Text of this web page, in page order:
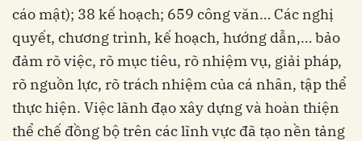
cáo mật); 38 kế hoạch; 659 công văn… Các nghị
quyết, chương trình, kế hoạch, hướng dẫn,… bảo
đảm rõ việc, rõ mục tiêu, rõ nhiệm vụ, giải pháp,
rõ nguồn lực, rõ trách nhiệm của cá nhân, tập thể
thực hiện. Việc lãnh đạo xây dựng và hoàn thiện
thể chế đồng bộ trên các lĩnh vực đã tạo nền tảng